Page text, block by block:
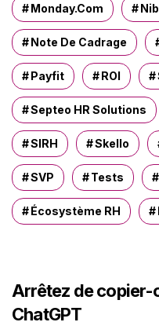
Monday.com
Note De Cadrage
Payfit ROI
Septeo HR Solutions
SIRH Skello
SVP Tests
Écosystème RH
Arrêtez de
ChatGPT